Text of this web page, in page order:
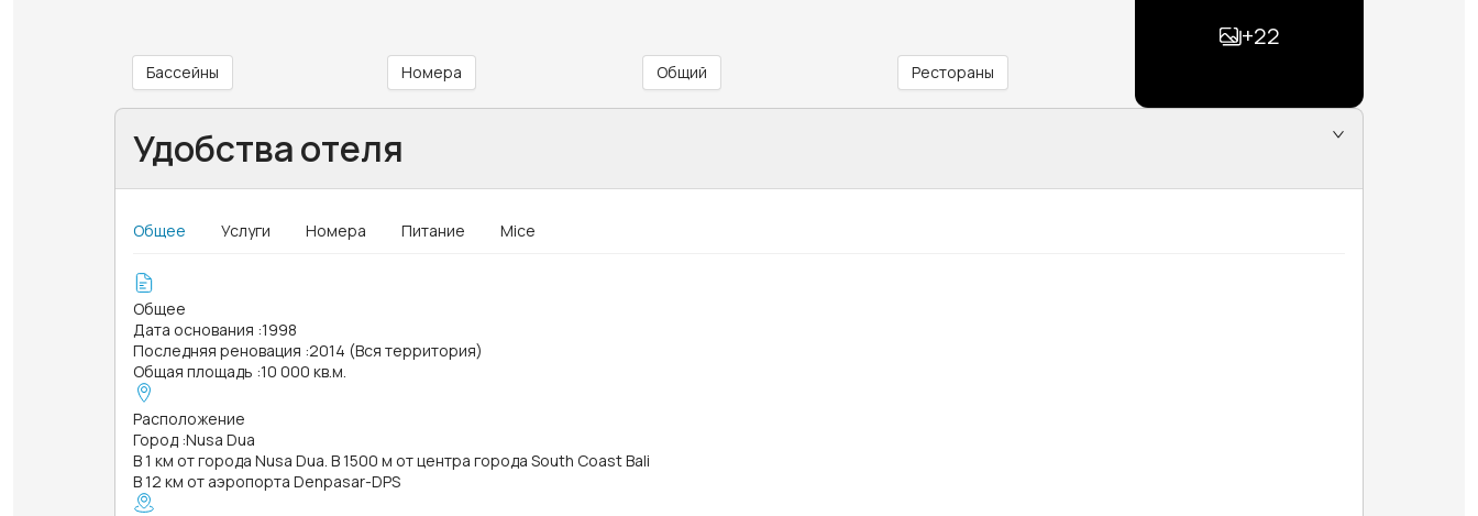
Бассейны Номера Общий Рестораны
+22
Удобства отеля
Общее Услуги Номера Питание Mice
Общее
Дата основания :1998
Последняя реновация :2014 (Вся территория)
Общая площадь :10 000 кв.м.
Расположение
Город :Nusa Dua
В 1 км от города Nusa Dua. В 1500 м от центра города South Coast Bali
В 12 км от аэропорта Denpasar-DPS